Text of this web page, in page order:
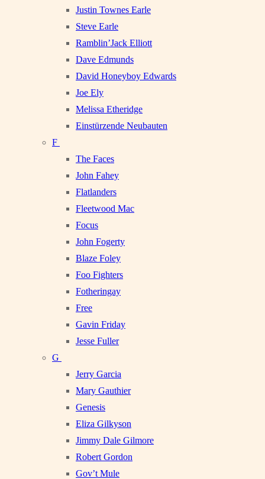
Justin Townes Earle
Steve Earle
Ramblin’Jack Elliott
Dave Edmunds
David Honeyboy Edwards
Joe Ely
Melissa Etheridge
Einstürzende Neubauten
F
The Faces
John Fahey
Flatlanders
Fleetwood Mac
Focus
John Fogerty
Blaze Foley
Foo Fighters
Fotheringay
Free
Gavin Friday
Jesse Fuller
G
Jerry Garcia
Mary Gauthier
Genesis
Eliza Gilkyson
Jimmy Dale Gilmore
Robert Gordon
Gov’t Mule